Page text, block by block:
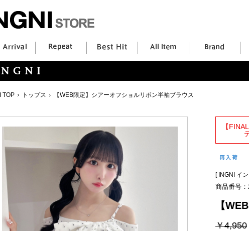
TOP トップス 【WEB限定】シアーオフショルリボン半袖ブラウス
【
[ INGNI イ
商品番号：
【
￥4,950